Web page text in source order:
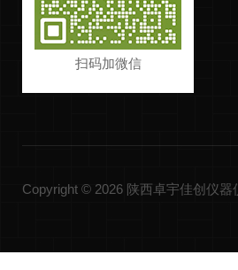
扫码加微信
Copyright © 2026 陕西卓宇佳创仪